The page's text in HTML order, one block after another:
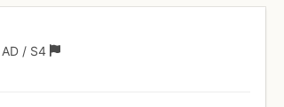
AD / S4